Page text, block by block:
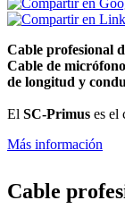
Cable profesional
Cable de
de longitud y
El SC-Primus es el
Más información
Cable